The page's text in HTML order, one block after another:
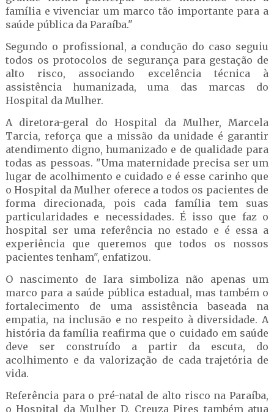
família e vivenciar um marco tão importante para a
saúde pública da Paraíba."
Segundo o profissional, a condução do caso seguiu
todos os protocolos de segurança para gestação de
alto risco, associando excelência técnica à
assistência humanizada, uma das marcas do
Hospital da Mulher.
A diretora-geral do Hospital da Mulher, Marcela
Tarcia, reforça que a missão da unidade é garantir
atendimento digno, humanizado e de qualidade para
todas as pessoas. "Uma maternidade precisa ser um
lugar de acolhimento e cuidado e é esse carinho que
o Hospital da Mulher oferece a todos os pacientes de
forma direcionada, pois cada família tem suas
particularidades e necessidades. É isso que faz o
hospital ser uma referência no estado e é essa a
experiência que queremos que todos os nossos
pacientes tenham", enfatizou.
O nascimento de Iara simboliza não apenas um
marco para a saúde pública estadual, mas também o
fortalecimento de uma assistência baseada na
empatia, na inclusão e no respeito à diversidade. A
história da família reafirma que o cuidado em saúde
deve ser construído a partir da escuta, do
acolhimento e da valorização de cada trajetória de
vida.
Referência para o pré-natal de alto risco na Paraíba,
o Hospital da Mulher D. Creuza Pires também atua